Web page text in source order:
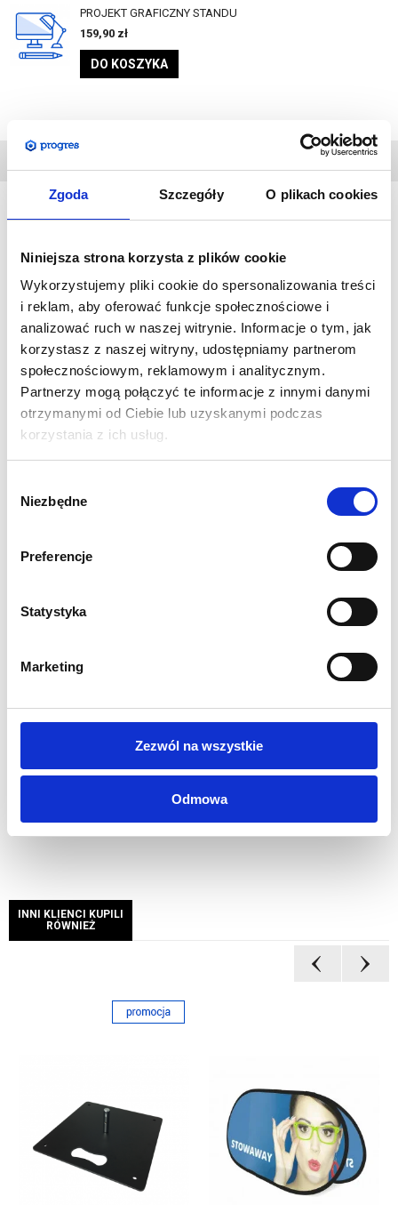
Zgoda Szczegóły O plikach cookies
Niniejsza strona korzysta z plików cookie
Wykorzystujemy pliki cookie do spersonalizowania treści
i reklam, aby oferować funkcje społecznościowe i
analizować ruch w naszej witrynie. Informacje o tym, jak
korzystasz z naszej witryny, udostępniamy partnerom
społecznościowym, reklamowym i analitycznym.
Partnerzy mogą połączyć te informacje z innymi danymi
otrzymanymi od Ciebie lub uzyskanymi podczas
korzystania z ich usług.
zgody
Niezbędne
Preferencje
Statystyka
Marketing
Zezwól na wszystkie
Odmowa
PROJEKT GRAFICZNY STANDU
159,90 zł
DO KOSZYKA
TECHNICZNE
zwracająca na siebie uwagę forma reklamy zewnętrznej.
Wielobarwne nadruki zdecydowanie wyróżniają się na tle
krajobrazu, przyciągają wzrok i zainteresowanie
przechodniów. Poprzez swoje wymiary słupy są bardzo
czytelne i widoczne nawet z dużych odległości.Mimo
powyższych cech są kompaktowe i poręczne w transporcie , a
także bardzo proste i intuicyjne w rozkładaniu i składaniu.
Specyfikacja:
Druk sublimacyjny
wewnętrznego o napięciu 230v przystosowanego do
Mocowanie do podłoża za pomocą dołączonych linek
propylenowych i ocynkowanych śledzi
instrukcji obsługi
Zestaw zawiera:Słup, wentylator, śledzie mocujące, komplet
linek, pokrowiec, instrukcja obsługi.
Opcjonalnie możliwe wykonanie dowolnego rozmiaru.
INNI KLIENCI KUPILI
RÓWNIEŻ